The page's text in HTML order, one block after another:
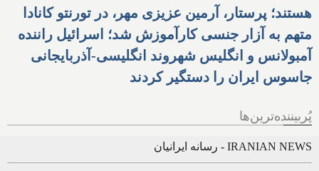
هستند؛ پرستار، آرمین عزیزی مهر، در تورنتو کانادا
متهم به آزار جنسی کارآموزش شد؛ اسرائیل راننده
آمبولانس و انگلیس شهروند انگلیسی-آذربایجانی
جاسوس ایران را دستگیر کردند
پُربیننده‌ترین‌ها
IRANIAN NEWS - رسانه ایرانیان